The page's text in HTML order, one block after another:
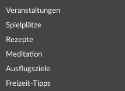
Veranstaltungen
Spielplätze
Rezepte
Meditation
Ausflugsziele
Freizeit-Tipps